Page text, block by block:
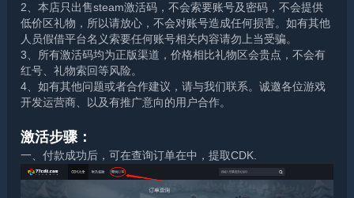
2、本店只出售steam激活码，不会索要账号及密码，不会提供
低价区礼物，所以请放心，不会对账号造成任何损害。如有其他
人员假借平台名义索要任何账号相关内容请勿上当受骗。
3、所有激活码均为正版渠道，价格相比礼物区会贵点，不会有
红号、礼物索回等风险。
4、如有其他问题或者合作建议，请与我们联系。诚邀各位游戏
开发运营商、以及有推广意向的用户合作。
激活步骤：
一、付款成功后，可在查询订单在中，提取CDK.